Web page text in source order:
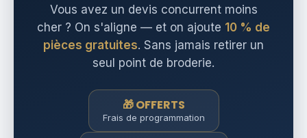
Vous avez un devis concurrent moins
cher ? On s'aligne — et on ajoute 10 % de
pièces gratuites. Sans jamais retirer un
seul point de broderie.
🎁 OFFERTS
Frais de programmation